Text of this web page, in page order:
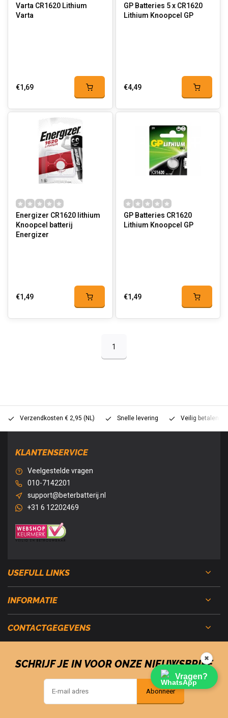
Varta CR1620 Lithium
Varta
€1,69
GP Batteries 5 x CR1620
Lithium Knoopcel GP
€4,49
Energizer CR1620 lithium
Knoopcel batterij
Energizer
€1,49
GP Batteries CR1620
Lithium Knoopcel GP
€1,49
1
Verzendkosten € 2,95 (NL) Snelle levering Veilig betalen
KLANTENSERVICE
Veelgestelde vragen
010-7142201
support@beterbatterij.nl
+31 6 12202469
USEFULL LINKS
INFORMATIE
CONTACTGEGEVENS
SCHRIJF JE IN VOOR ONZE NIEUWSBRIEF
Abonneer
✖
Vragen?